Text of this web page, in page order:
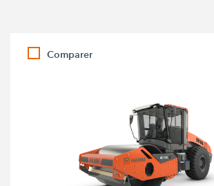
Comparer